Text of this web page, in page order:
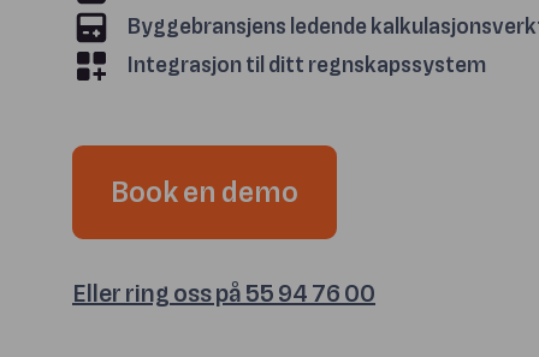
Byggebransjens ledende
Integrasjon til ditt regnskapssystem
Book en demo
Eller ring oss på 55 94 76 00